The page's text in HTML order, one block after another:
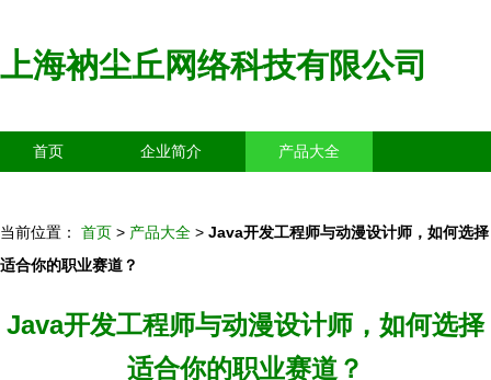
上海衲尘丘网络科技有限公司
首页 企业简介 产品大全
当前位置： 首页 > 产品大全 > Java开发工程师与动漫设计师，如何选择
适合你的职业赛道？
Java开发工程师与动漫设计师，如何选择
适合你的职业赛道？